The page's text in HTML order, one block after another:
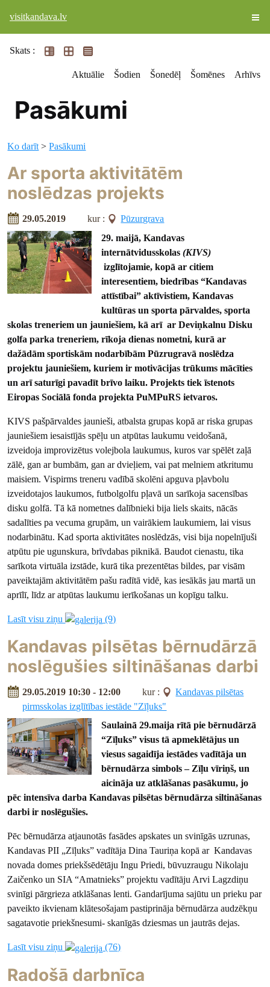
visitkandava.lv
Skats :
Aktuālie Šodien Šonedēļ Šomēnes Arhīvs
Pasākumi
Ko darīt >Pasākumi
Ar sporta aktivitātēm
noslēdzas projekts
29.05.2019 kur :
Pūzurgrava
29. maijā, Kandavas
internātvidusskolas(KIVS)
izglītojamie, kopā ar citiem
interesentiem, biedrības “Kandavas
attīstībai” aktīvistiem, Kandavas
kultūras un sporta pārvaldes, sporta
skolas treneriem un jauniešiem, kā arī ar Deviņkalnu Disku
golfa parka treneriem, rīkoja dienas nometni, kurā ar
dažādām sportiskām nodarbībām Pūzrugravā noslēdza
projektu jauniešiem, kuriem ir motivācijas trūkums mācīties
un arī saturīgi pavadīt brīvo laiku. Projekts tiek īstenots
Eiropas Sociālā fonda projekta PuMPuRS ietvaros.
KIVS pašpārvaldes jaunieši, atbalsta grupas kopā ar riska grupas
jauniešiem iesaistījās spēļu un atpūtas laukumu veidošanā,
izveidoja improvizētus volejbola laukumus, kuros var spēlēt zaļā
zālē, gan ar bumbām, gan ar dvieļiem, vai pat melniem atkritumu
maisiem. Vispirms treneru vadībā skolēni apguva pļavbolu
izveidotajos laukumos, futbolgolfu pļavā un sarīkoja sacensības
disku golfā. Tā kā nometnes dalībnieki bija liels skaits, nācās
sadalīties pa vecuma grupām, un vairākiem laukumiem, lai visus
nodarbinātu. Kad sporta aktivitātes noslēdzās, visi bija nopelnījuši
atpūtu pie ugunskura, brīvdabas piknikā. Baudot cienastu, tika
sarīkota virtuāla izstāde, kurā tika prezentētas bildes, par visām
paveiktajām aktivitātēm pašu radītā vidē kas iesākās jau martā un
aprīlī, līdz ar atpūtas laukumu ierīkošanas un kopīgu talku.
Lasīt visu ziņu (9)
Kandavas pilsētas bērnudārzā
noslēgušies siltināšanas darbi
29.05.2019 10:30 - 12:00 kur :
Kandavas pilsētas
pirmsskolas izglītības iestāde "Zīļuks"
Saulainā 29.maija rītā pie bērnudārzā
“Zīļuks” visus tā apmeklētājus un
viesus sagaidīja iestādes vadītāja un
bērnudārza simbols – Zīļu vīriņš, un
aicināja uz atklāšanas pasākumu, jo
pēc intensīva darba Kandavas pilsētas bērnudārza siltināšanas
darbi ir noslēgušies.
Pēc bērnudārza atjaunotās fasādes apskates un svinīgās uzrunas,
Kandavas PII „Zīļuks” vadītāja Dina Tauriņa kopā ar Kandavas
novada domes priekšsēdētāju Ingu Priedi, būvuzraugu Nikolaju
Zaičenko un SIA “Amatnieks” projektu vadītāju Arvi Lagzdiņu
svinīgi pārgrieza atklāšanas lenti. Gandarījuma sajūtu un prieku par
paveikto ikvienam klātesošajam pastiprināja bērnudārza audzēkņu
sagatavotie priekšnesumi- skanīgās dziesmas un jautrās dejas.
Lasīt visu ziņu (76)
Radošā darbnīca